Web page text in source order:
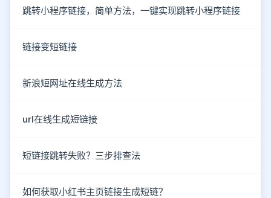
跳转小程序链接，简单方法，一键实现跳转小程序链接
链接变短链接
新浪短网址在线生成方法
url在线生成短链接
短链接跳转失败？三步排查法
如何获取小红书主页链接生成短链？